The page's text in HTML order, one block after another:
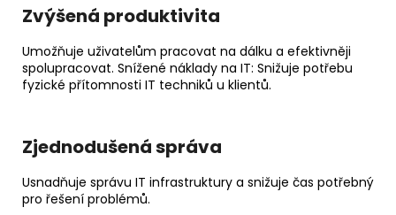
Zvýšená produktivita
Umožňuje uživatelům pracovat na dálku a efektivněji
spolupracovat. Snížené náklady na IT: Snižuje potřebu
fyzické přítomnosti IT techniků u klientů.
Zjednodušená správa
Usnadňuje správu IT infrastruktury a snižuje čas potřebný
pro řešení problémů.